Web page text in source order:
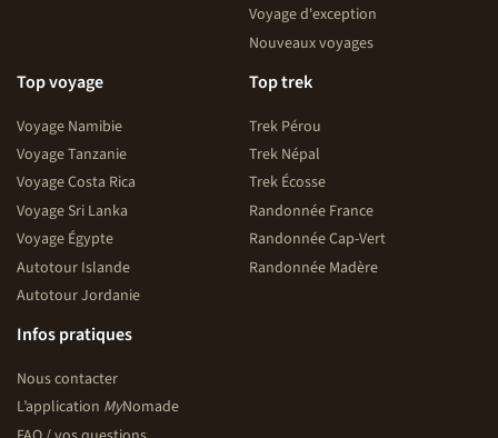
Voyage d'exception
Nouveaux voyages
Top voyage
Voyage Namibie
Voyage Tanzanie
Voyage Costa Rica
Voyage Sri Lanka
Voyage Égypte
Autotour Islande
Autotour Jordanie
Top trek
Trek Pérou
Trek Népal
Trek Écosse
Randonnée France
Randonnée Cap-Vert
Randonnée Madère
Infos pratiques
Nous contacter
L’application MyNomade